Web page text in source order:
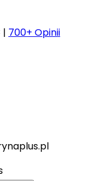
| 700+ Opinii